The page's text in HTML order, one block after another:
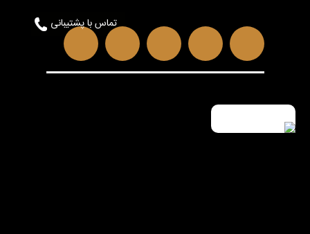
تماس با پشتیبانی